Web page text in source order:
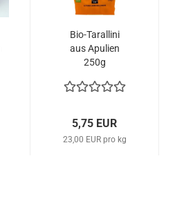
Bio-Tarallini
aus Apulien
250g
5,75 EUR
23,00 EUR pro kg